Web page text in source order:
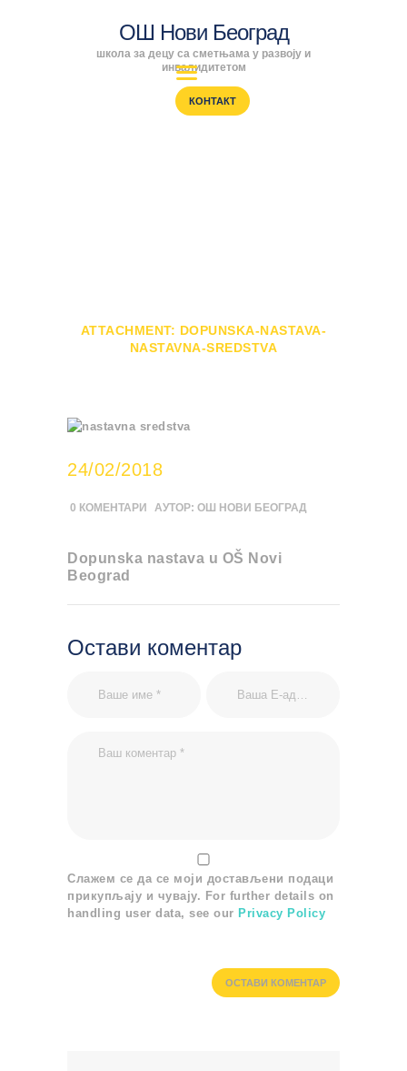
ОШ Нови Београд
школа за децу са сметњама у развоју и
инвалидитетом
КОНТАКТ
ATTACHMENT: DOPUNSKA-NASTAVA-
NASTAVNA-SREDSTVA
ОШ Нови Београд
школа за децу са сметњама у развоју и инвалидитетом
24/02/2018
0 КОМЕНТАРИ АУТОР: ОШ НОВИ БЕОГРАД
Dopunska nastava u OŠ Novi
Beograd
Остави коментар
Слажем се да се моји достављени подаци
прикупљају и чувају. For further details on
handling user data, see our Privacy Policy